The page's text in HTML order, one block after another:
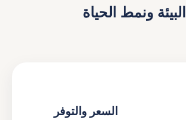
البيئة ونمط الحياة
السعر والتوفر